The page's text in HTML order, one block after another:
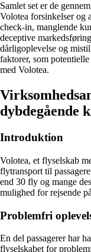
Samlet set er de
Volotea forsinkelser og
check-in, manglende
deceptive
dårligoplevelse og
faktorer, som
med Volotea.
dybdegående
Introduktion
Volotea, et flyselskab
flytransport til
end 30 fly og mange
mulighed for rejsende
Problemfri
En del passagerer har
flyselskabet for